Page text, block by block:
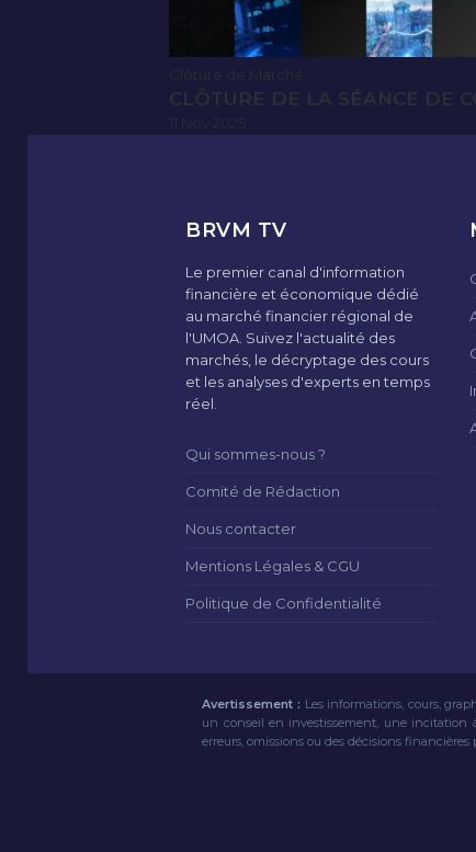
CLÔTURE DE LA SÉANCE DE
BRVM TV
Le premier canal d'information
financière et économique dédié
au marché financier régional de
l'UMOA. Suivez l'actualité des
marchés, le décryptage des cours
et les analyses d'experts en temps
réel.
Qui sommes-nous ?
Comité de Rédaction
Nous contacter
Mentions Légales & CGU
Politique de Confidentialité
Avertissement : Les informations, cours,
un conseil en investissement, une incitation
erreurs, omissions ou des décisions financières